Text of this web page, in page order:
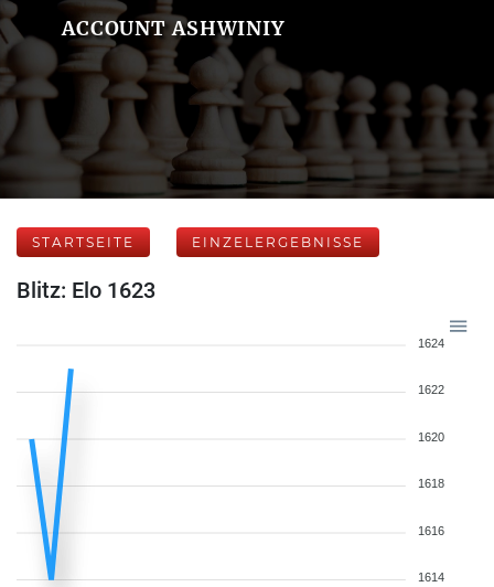
ACCOUNT ASHWINIY
STARTSEITE EINZELERGEBNISSE
Blitz: Elo 1623
1624
1622
1620
1618
1616
1614